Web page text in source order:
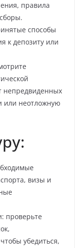
правила
способы
к депозиту или
непредвиденных
или неотложную
визы и
проверьте
убедиться,